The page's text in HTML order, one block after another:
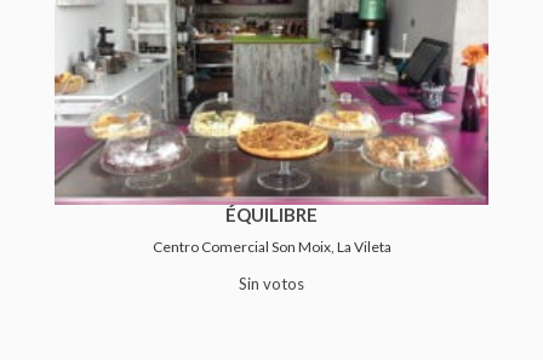
ÉQUILIBRE
Centro Comercial Son Moix, La Vileta
Sin votos